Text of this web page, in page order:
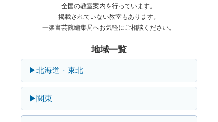
全国の教室案内を行っています。
掲載されていない教室もあります。
一楽書芸院編集局へお気軽にご相談ください。
地域一覧
▶北海道・東北
▶関東